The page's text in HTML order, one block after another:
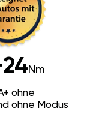
Nm
ohne
ohne Modus